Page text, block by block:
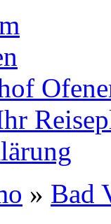
» Bad